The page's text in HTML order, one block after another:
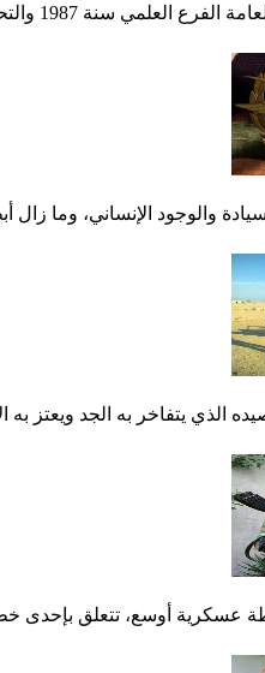
والوجود الإنساني، وما زال
يتفاخر به الجد ويعتز به
عسكرية أوسع، تتعلق بإحدى